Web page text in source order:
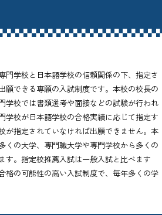
門学校と日本語学校の信頼関係の下、指定さ
願できる専願の入試制度です。本校の校長の
学校では書類選考や面接などの試験が行われ
学校が日本語学校の合格実績に応じて指定す
が指定されていなければ出願できません。本
くの大学、専門職大学や専門学校から多くの
す。指定校推薦入試は一般入試と比べます
格の可能性の高い入試制度で、毎年多くの学